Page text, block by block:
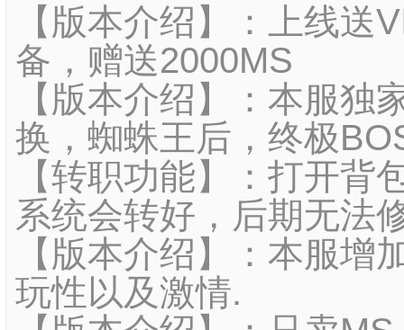
【版本介绍】：上线
备，赠送2000MS
【版本介绍】：本服
换，蜘蛛王后，终极
【转职功能】：打开
系统会转好，后期无法
【版本介绍】：本服
玩性以及激情.